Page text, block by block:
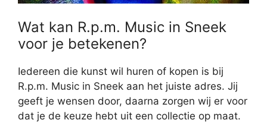
Wat kan R.p.m. Music in Sneek
voor je betekenen?
Iedereen die kunst wil huren of kopen is bij
R.p.m. Music in Sneek aan het juiste adres. Jij
geeft je wensen door, daarna zorgen wij er voor
dat je de keuze hebt uit een collectie op maat.